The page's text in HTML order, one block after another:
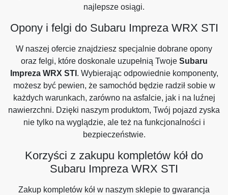
najlepsze osiągi.
Opony i felgi do Subaru Impreza WRX STI
W naszej ofercie znajdziesz specjalnie dobrane opony
oraz felgi, które doskonale uzupełnią Twoje Subaru
Impreza WRX STI . Wybierając odpowiednie komponenty,
możesz być pewien, że samochód będzie radził sobie w
każdych warunkach, zarówno na asfalcie, jak i na luźnej
nawierzchni. Dzięki naszym produktom, Twój pojazd zyska
nie tylko na wyglądzie, ale też na funkcjonalności i
bezpieczeństwie.
Korzyści z zakupu kompletów kół do
Subaru Impreza WRX STI
Zakup kompletów kół w naszym sklepie to gwarancja